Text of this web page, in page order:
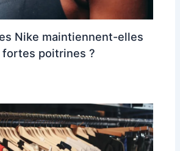
Nike maintiennent-elles
poitrines ?